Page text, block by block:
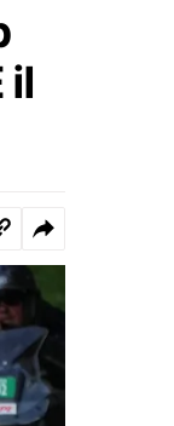
il